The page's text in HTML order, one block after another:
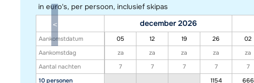
in euro's, per persoon, inclusief skipas
Aankomstdatum
Aankomstdag
Aantal nachten
10 personen
december 2026
05 12 19 26 02
za
za za za za
7
7 7 7 7
1154
666